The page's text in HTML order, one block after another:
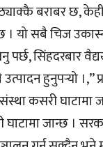
ठ्याक्कै बराबर छ,
यो सबै चिज
सिंहदरबार
हुनुपर्‍यो ।,’’
संस्था कसरी
जान्छ ।